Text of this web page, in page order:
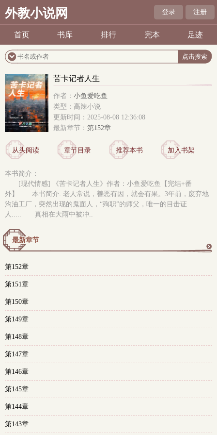
外教小说网 登录 注册
首页 书库 排行 完本 足迹
苦卡记者人生
作者： 小鱼爱吃鱼
类型：高辣小说
更新时间：2025-08-08 12:36:08
最新章节： 第152章
从头阅读 章节目录 推荐本书 加入书架
本书简介：
[现代情感] 《苦卡记者人生》作者：小鱼爱吃鱼【完结+番
外】 本书简介: 老人常说，善恶有因，就会有果。3年前，废弃地
沟油工厂，突然出现的鬼面人，“殉职”的师父，唯一的目击证
人..... 真相在大雨中被冲..
最新章节
第152章
第151章
第150章
第149章
第148章
第147章
第146章
第145章
第144章
第143章